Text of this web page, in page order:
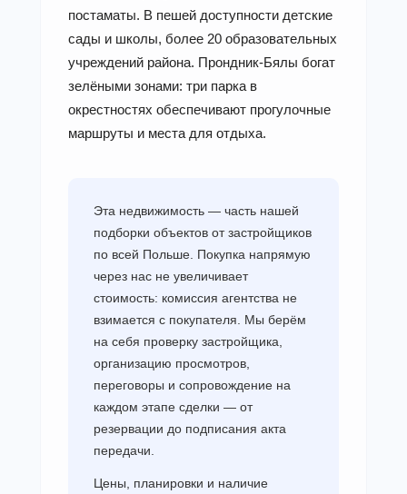
постаматы. В пешей доступности детские
сады и школы, более 20 образовательных
учреждений района. Прондник-Бялы богат
зелёными зонами: три парка в
окрестностях обеспечивают прогулочные
маршруты и места для отдыха.
Эта недвижимость — часть нашей
подборки объектов от застройщиков
по всей Польше. Покупка напрямую
через нас не увеличивает
стоимость: комиссия агентства не
взимается с покупателя. Мы берём
на себя проверку застройщика,
организацию просмотров,
переговоры и сопровождение на
каждом этапе сделки — от
резервации до подписания акта
передачи.
Цены, планировки и наличие